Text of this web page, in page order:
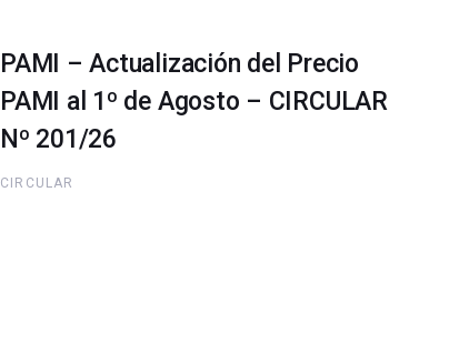
PAMI – Actualización del Precio
PAMI al 1º de Agosto – CIRCULAR
Nº 201/26
CIRCULAR